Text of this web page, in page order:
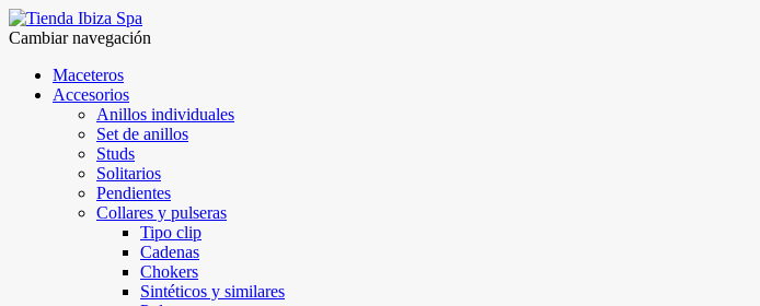
Cambiar navegación
Maceteros
Accesorios
Anillos individuales
Set de anillos
Studs
Solitarios
Pendientes
Collares y pulseras
Tipo clip
Cadenas
Chokers
Sintéticos y similares